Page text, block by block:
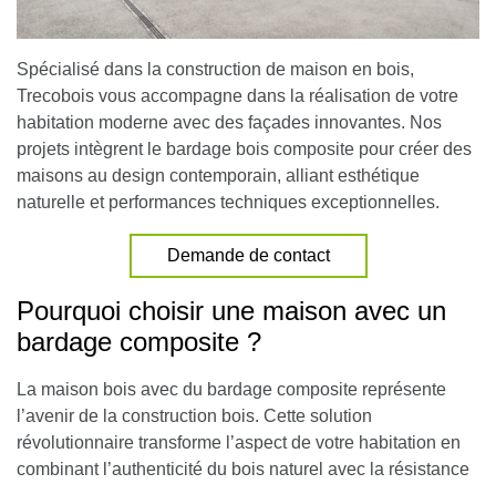
Spécialisé dans la construction de maison en bois,
Trecobois vous accompagne dans la réalisation de votre
habitation moderne avec des façades innovantes. Nos
projets intègrent le bardage bois composite pour créer des
maisons au design contemporain, alliant esthétique
naturelle et performances techniques exceptionnelles.
Demande de contact
Pourquoi choisir une maison avec un
bardage composite ?
La maison bois avec du bardage composite représente
l’avenir de la construction bois. Cette solution
révolutionnaire transforme l’aspect de votre habitation en
combinant l’authenticité du bois naturel avec la résistance